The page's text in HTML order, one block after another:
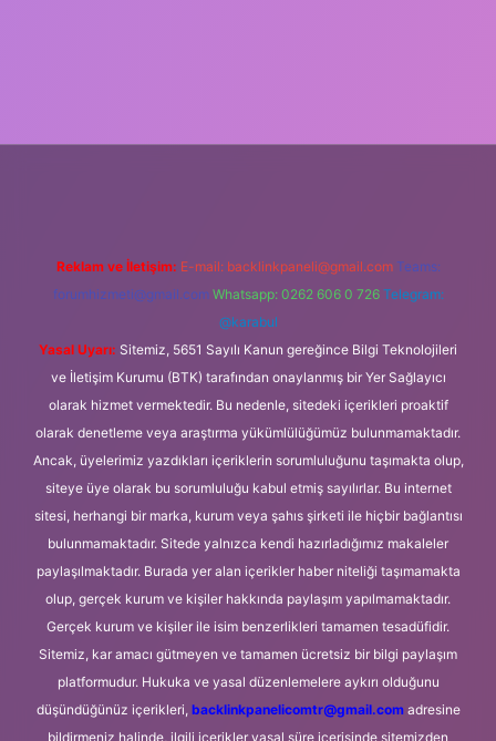
Reklam ve İletişim: E-mail: backlinkpaneli@gmail.com Teams:
forumhizmeti@gmail.com Whatsapp: 0262 606 0 726 Telegram:
@karabul
Yasal Uyarı: Sitemiz, 5651 Sayılı Kanun gereğince Bilgi Teknolojileri
ve İletişim Kurumu (BTK) tarafından onaylanmış bir Yer Sağlayıcı
olarak hizmet vermektedir. Bu nedenle, sitedeki içerikleri proaktif
olarak denetleme veya araştırma yükümlülüğümüz bulunmamaktadır.
Ancak, üyelerimiz yazdıkları içeriklerin sorumluluğunu taşımakta olup,
siteye üye olarak bu sorumluluğu kabul etmiş sayılırlar. Bu internet
sitesi, herhangi bir marka, kurum veya şahıs şirketi ile hiçbir bağlantısı
bulunmamaktadır. Sitede yalnızca kendi hazırladığımız makaleler
paylaşılmaktadır. Burada yer alan içerikler haber niteliği taşımamakta
olup, gerçek kurum ve kişiler hakkında paylaşım yapılmamaktadır.
Gerçek kurum ve kişiler ile isim benzerlikleri tamamen tesadüfidir.
Sitemiz, kar amacı gütmeyen ve tamamen ücretsiz bir bilgi paylaşım
platformudur. Hukuka ve yasal düzenlemelere aykırı olduğunu
düşündüğünüz içerikleri, backlinkpanelicomtr@gmail.comadresine
bildirmeniz halinde, ilgili içerikler yasal süre içerisinde sitemizden